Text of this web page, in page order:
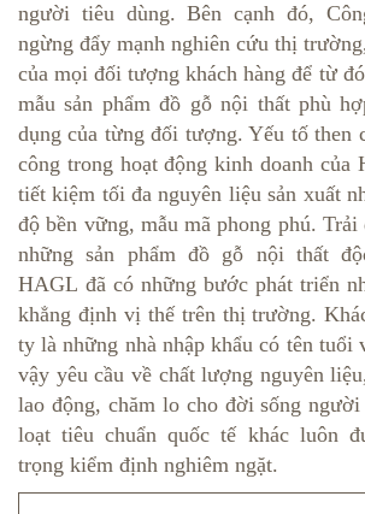
người tiêu dùng. Bên cạnh đó,
ngừng đẩy mạnh nghiên cứu thị
của mọi đối tượng khách hàng để từ
mẫu sản phẩm đồ gỗ nội thất phù
dụng của từng đối tượng. Yếu tố then
công trong hoạt động kinh doanh của
tiết kiệm tối đa nguyên liệu sản xuất
độ bền vững, mẫu mã phong phú.
những sản phẩm đồ gỗ nội thất
HAGL đã có những bước phát triển
khẳng định vị thế trên thị trường.
ty là những nhà nhập khẩu có tên tuổi
vậy yêu cầu về chất lượng nguyên
lao động, chăm lo cho đời sống
loạt tiêu chuẩn quốc tế khác luôn
trọng kiểm định nghiêm ngặt.